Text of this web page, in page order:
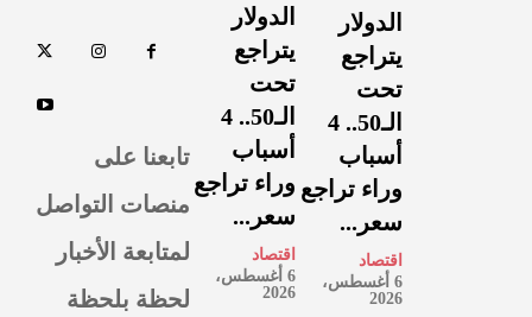
الدولار
يتراجع
تحت
الـ50.. 4
أسباب
وراء تراجع
سعر...
اقتصاد
6 أغسطس،
2026
الدولار
يتراجع
تحت
الـ50.. 4
أسباب
وراء تراجع
سعر...
اقتصاد
6 أغسطس،
2026
تابعنا على
منصات التواصل
لمتابعة الأخبار
لحظة بلحظة